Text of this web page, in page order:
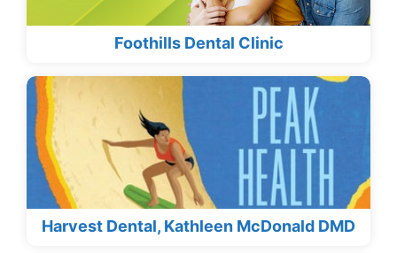
Foothills Dental Clinic
Harvest Dental, Kathleen McDonald DMD